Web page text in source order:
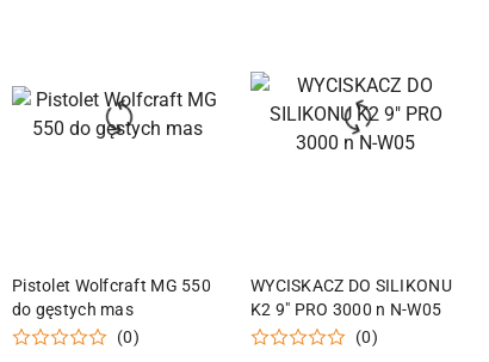
Pistolet Wolfcraft MG 550
do gęstych mas
(0)
DODAJ DO KOSZYKA
WYCISKACZ DO SILIKONU
K2 9" PRO 3000 n N-W05
(0)